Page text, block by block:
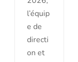
l’équip
e de
directi
on et